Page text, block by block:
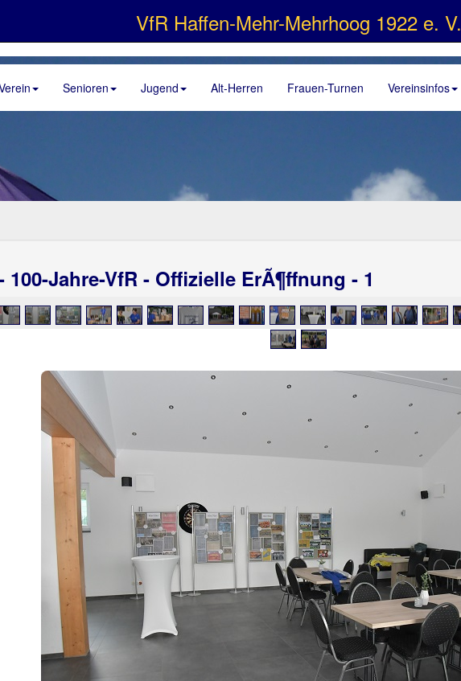
VfR Haffen-Mehr-Mehrhoog 1922 e. V.
Senioren Jugend Alt-Herren Frauen-Turnen Vereinsinfos
100-Jahre-VfR - Offizielle ErÃ¶ffnung - 1